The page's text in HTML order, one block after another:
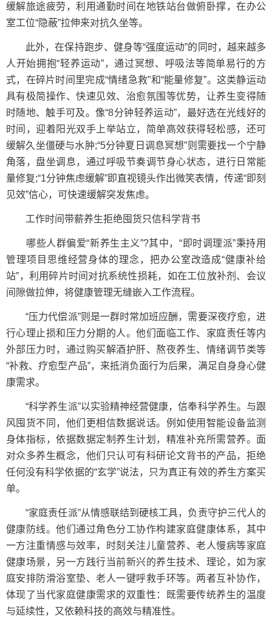
缓解旅途疲劳，利用通勤时间在地铁站台做俯卧撑，在办公
室工位“隐蔽”拉伸来对抗久坐等。
此外，在保持跑步、健身等“强度运动”的同时，越来越多
人开始拥抱“轻养运动”，通过冥想、呼吸法等简单易行的方
式，在碎片时间里完成“情绪急救”和“能量修复”。这类静运动
具有极简操作、快速见效、治愈氛围等优势，让养生变得随
时随地、触手可及。像“8分钟轻养运动”，最好选在光线好的
时间，迎着阳光双手上举站立，简单高效获得轻松感，还可
缓解久坐僵硬与水肿;“5分钟夏日调息冥想”则需要找一个宁静
角落，盘坐调息，通过呼吸节奏调节身心状态，进行日常能
量修复;“1分钟焦虑缓解”即直视镜头作出微笑表情，传递“即刻
见效”信心，可快速缓解突发焦虑。
工作时间带薪养生拒绝囤货只信科学背书
哪些人群偏爱“新养生主义”?其中，“即时调理派”秉持用
管理项目思维经营身体的理念，把办公室改造成“健康补给
站”，利用碎片时间对抗系统性损耗，如在工位放补剂、会议
间隙做拉伸，将健康管理无缝嵌入工作流程。
“压力代偿派”则是一群时常加班应酬，需要深夜疗愈，进
行心理止损和压力分期的人。他们面临工作、家庭责任等内
外部压力时，通过购买解酒护肝、熬夜养生、情绪调节类等
“补救、疗愈型产品”，来抵消负面行为后果，满足自身身心健
康需求。
“科学养生派”以实验精神经营健康，信奉科学养生。与跟
风囤货不同，他们更相信数据说话。例如使用智能设备监测
身体指标，依据数据定制养生计划，精准补充所需营养。面
对众多养生概念，他们只认可有科研论文背书的产品，拒绝
任何没有科学依据的“玄学”说法，只为真正有效的养生方案买
单。
“家庭责任派”从情感联结到硬核工具，负责守护三代人的
健康防线。他们通过角色分工协作构建家庭健康体系，其中
一方注重情感与效率，时刻关注儿童营养、老人慢病等家庭
健康场景，另一方践行当前新兴的养生技术、理论，如为家
庭安排防滑浴室垫、老人一键呼救手环等。两者互补协作，
体现了当代家庭健康需求的双重性：既需要传统养生的温度
与延续性，又依赖科技的高效与精准性。